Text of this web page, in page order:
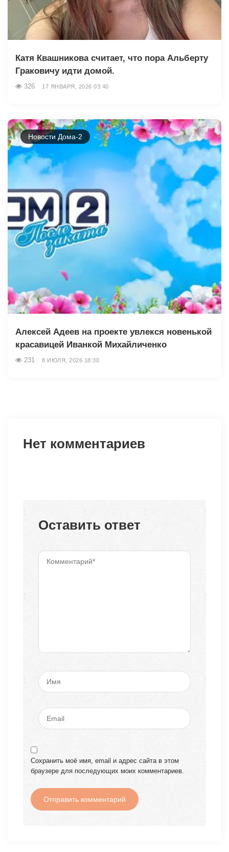
Катя Квашникова считает, что пора Альберту
Граковичу идти домой.
326 17 ЯНВАРЯ, 2026 03:40
Новости Дома-2
Алексей Адеев на проекте увлекся новенькой
красавицей Иванкой Михайличенко
231 8 ИЮЛЯ, 2026 18:30
Нет комментариев
Оставить ответ
Сохранить моё имя, email и адрес сайта в этом
браузере для последующих моих комментариев.